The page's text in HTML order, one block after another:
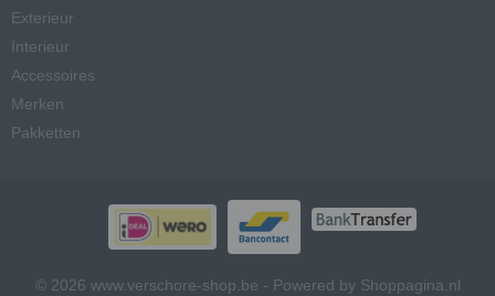
Exterieur
Interieur
Accessoires
Merken
Pakketten
© 2026 www.verschore-shop.be - Powered by Shoppagina.nl